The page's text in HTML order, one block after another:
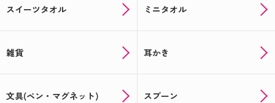
スイーツタオル ミニタオル
雑貨 耳かき
文具(ペン・マグネット) スプーン